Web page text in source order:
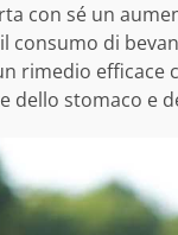
con sé un
consumo di
rimedio efficace
dello stomaco e